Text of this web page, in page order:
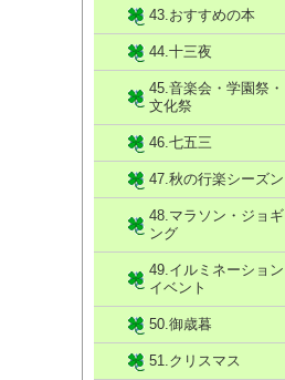
43.おすすめの本
44.十三夜
45.音楽会・学園祭・
文化祭
46.七五三
47.秋の行楽シーズン
48.マラソン・ジョギ
ング
49.イルミネーション
イベント
50.御歳暮
51.クリスマス